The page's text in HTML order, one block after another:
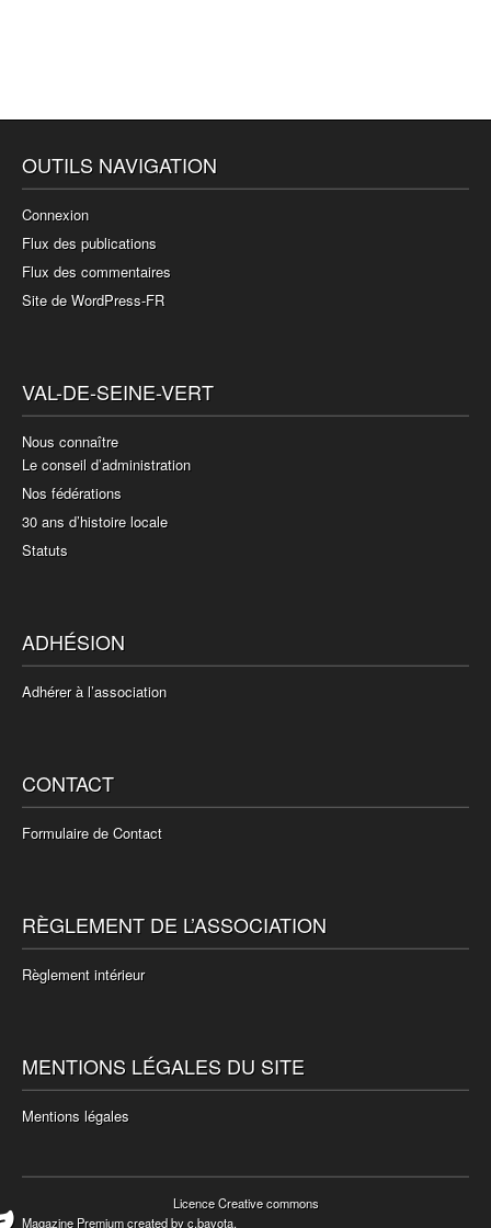
OUTILS NAVIGATION
Connexion
Flux des publications
Flux des commentaires
Site de WordPress-FR
VAL-DE-SEINE-VERT
Nous connaître
Le conseil d’administration
Nos fédérations
30 ans d’histoire locale
Statuts
ADHÉSION
Adhérer à l’association
CONTACT
Formulaire de Contact
RÈGLEMENT DE L’ASSOCIATION
Règlement intérieur
MENTIONS LÉGALES DU SITE
Mentions légales
Licence Creative commons
Magazine Premiumcreated byc.bavota.